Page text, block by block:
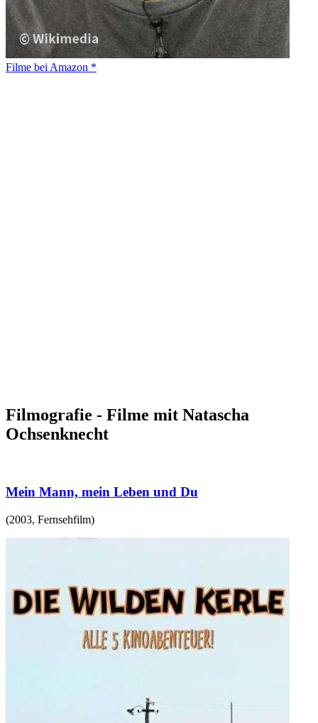
Filme bei Amazon *
Filmografie - Filme mit Natascha
Ochsenknecht
Mein Mann, mein Leben und Du
(2003, Fernsehfilm)